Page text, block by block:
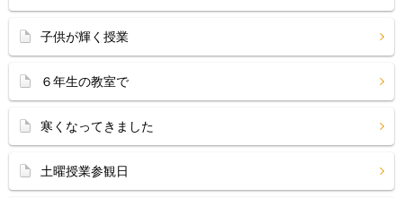
子供が輝く授業
６年生の教室で
寒くなってきました
土曜授業参観日